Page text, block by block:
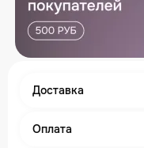
Доставка
Оплата